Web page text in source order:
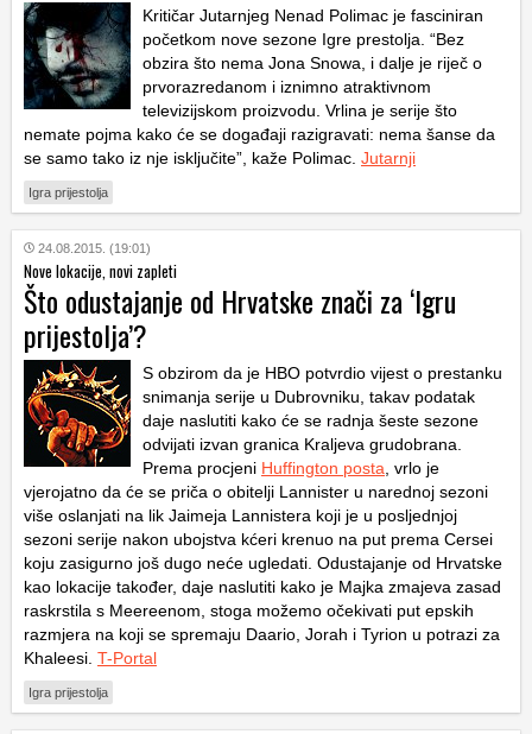
Kritičar Jutarnjeg Nenad Polimac je fasciniran
početkom nove sezone Igre prestolja. “Bez
obzira što nema Jona Snowa, i dalje je riječ o
prvorazredanom i iznimno atraktivnom
televizijskom proizvodu. Vrlina je serije što
nemate pojma kako će se događaji razigravati: nema šanse da
se samo tako iz nje isključite”, kaže Polimac. Jutarnji
Igra prijestolja
24.08.2015. (19:01)
Nove lokacije, novi zapleti
Što odustajanje od Hrvatske znači za ‘Igru
prijestolja’?
S obzirom da je HBO potvrdio vijest o prestanku
snimanja serije u Dubrovniku, takav podatak
daje naslutiti kako će se radnja šeste sezone
odvijati izvan granica Kraljeva grudobrana.
Prema procjeni Huffington posta , vrlo je
vjerojatno da će se priča o obitelji Lannister u narednoj sezoni
više oslanjati na lik Jaimeja Lannistera koji je u posljednjoj
sezoni serije nakon ubojstva kćeri krenuo na put prema Cersei
koju zasigurno još dugo neće ugledati. Odustajanje od Hrvatske
kao lokacije također, daje naslutiti kako je Majka zmajeva zasad
raskrstila s Meereenom, stoga možemo očekivati put epskih
razmjera na koji se spremaju Daario, Jorah i Tyrion u potrazi za
Khaleesi. T-Portal
Igra prijestolja